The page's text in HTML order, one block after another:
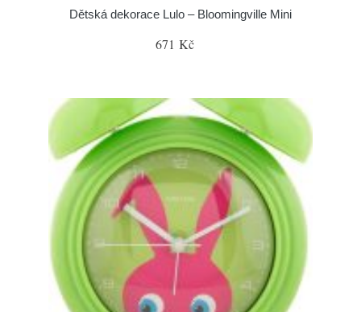
Dětská dekorace Lulo – Bloomingville Mini
671 Kč